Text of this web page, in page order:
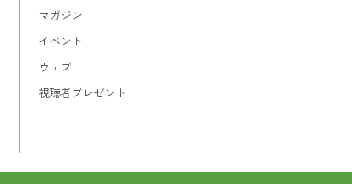
マガジン
イベント
ウェブ
視聴者プレゼント